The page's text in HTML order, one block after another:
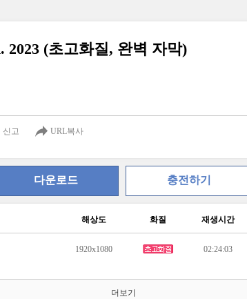
2023 (초고화질, 완벽 자막)
신고 URL복사
다운로드 충전하기
해상도 화질 재생시간
1920x1080 02:24:03
더보기